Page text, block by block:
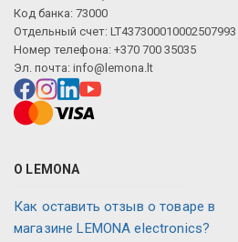
Код банка: 73000
Отдельный счет: LT437300010002507993
Номер телефона: +370 700 35035
Эл. почта: info@lemona.lt
О LEMONA
Как оставить отзыв о товаре в
магазине LEMONA electronics?